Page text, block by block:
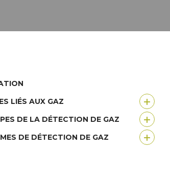
LIÉS AUX GAZ
DE LA DÉTECTION DE GAZ
DE DÉTECTION DE GAZ